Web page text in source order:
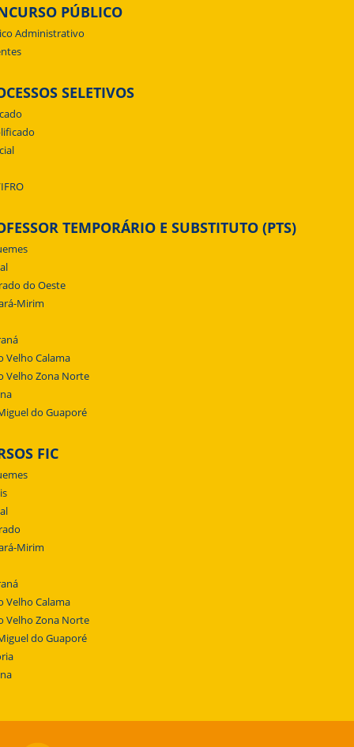
PÚBLICO
Administrativo
SELETIVOS
TEMPORÁRIO E SUBSTITUTO (PTS)
do Oeste
Mirim
Velho Calama
Velho Zona Norte
do Guaporé
FIC
Mirim
Velho Calama
Velho Zona Norte
do Guaporé